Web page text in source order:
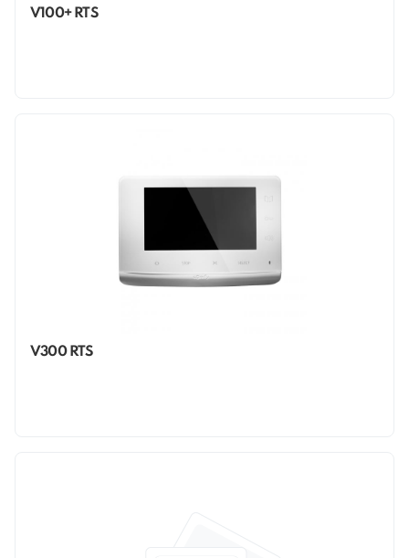
V100+ RTS
V300 RTS